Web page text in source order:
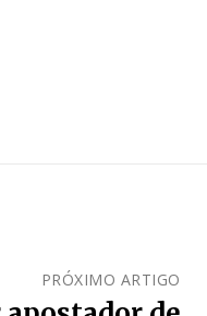
PRÓXIMO ARTIGO